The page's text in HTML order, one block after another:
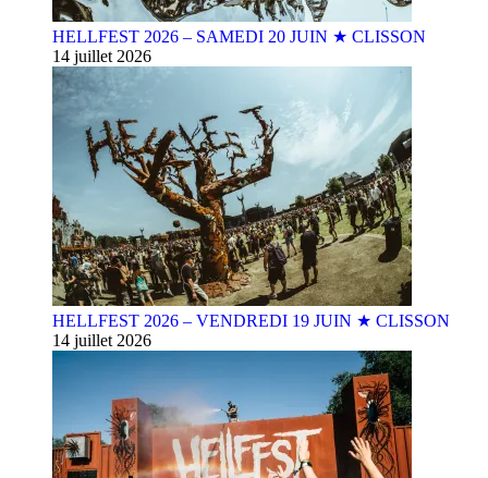
HELLFEST 2026 – SAMEDI 20 JUIN ★ CLISSON
14 juillet 2026
HELLFEST 2026 – VENDREDI 19 JUIN ★ CLISSON
14 juillet 2026